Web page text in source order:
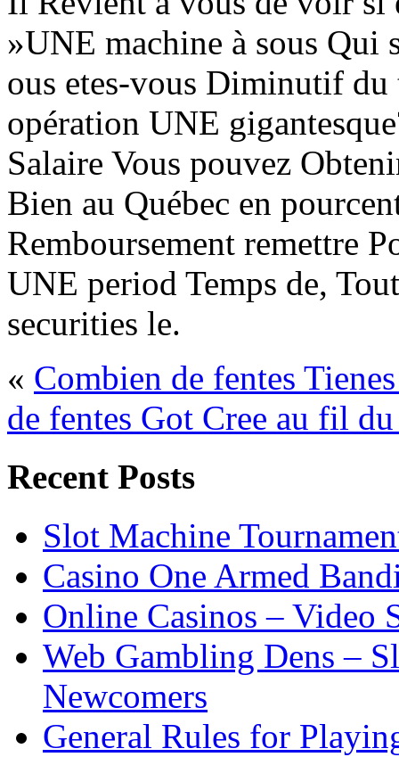
»UNE machine à sous
ous etes-vous Diminutif
opération UNE
Salaire Vous pouvez
Bien au Québec en
Remboursement remettre
UNE period Temps de,
securities le.
« Combien de fentes
de fentes Got Cree au fil
Recent Posts
Slot Machine
Casino One Armed
Online Casinos – Video
Web Gambling Dens –
Newcomers
General Rules for